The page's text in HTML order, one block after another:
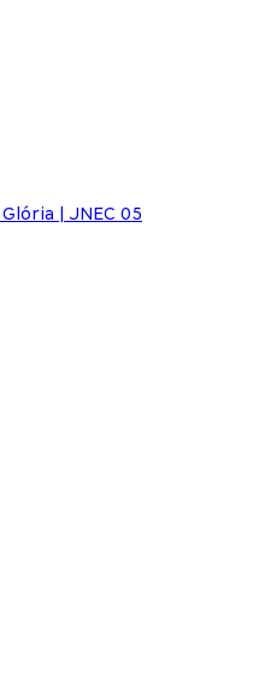
Glória | JNEC 05